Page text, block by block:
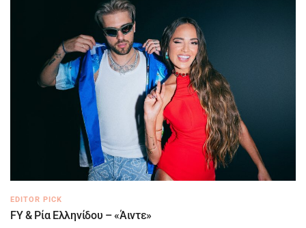
EDITOR PICK
FY & Ρία Ελληνίδου – «Άιντε»